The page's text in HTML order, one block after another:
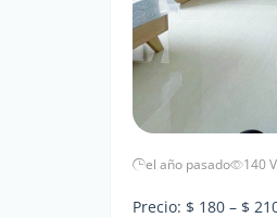
el año pasado 140
Precio: $ 180 – $